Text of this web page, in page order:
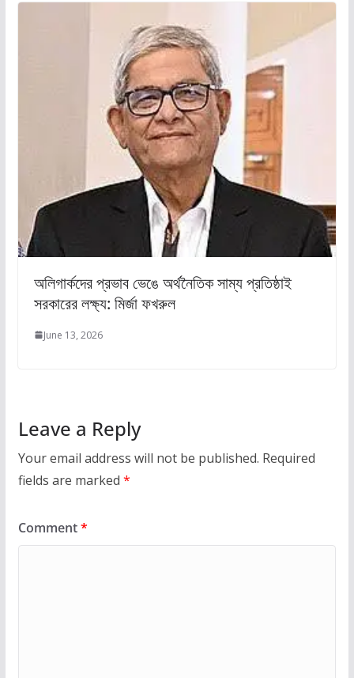
অলিগার্কদের প্রভাব ভেঙে অর্থনৈতিক সাম্য প্রতিষ্ঠাই
সরকারের লক্ষ্য: মির্জা ফখরুল
June 13, 2026
Leave a Reply
Your email address will not be published. Required
fields are marked *
Comment*